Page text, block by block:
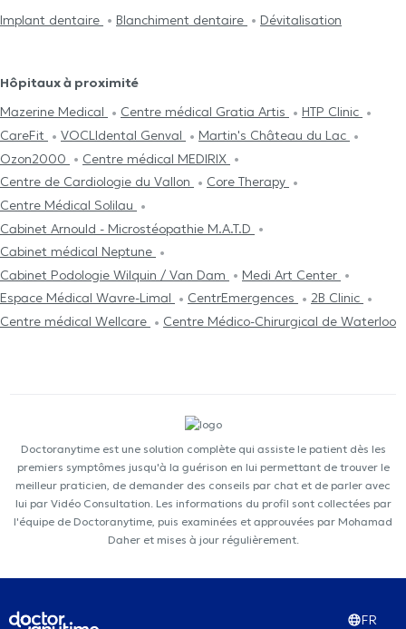
Implant dentaire
Blanchiment dentaire Dévitalisation
Hôpitaux à proximité
Mazerine Medical
Centre médical Gratia Artis
HTP Clinic
CareFit
VOCLIdental Genval
Martin's Château du Lac
Ozon2000
Centre médical MEDIRIX
Centre de Cardiologie du Vallon
Core Therapy
Centre Médical Solilau
Cabinet Arnould - Microstéopathie M.A.T.D
Cabinet médical Neptune
Cabinet Podologie Wilquin / Van Dam
Medi Art Center
Espace Médical Wavre-Limal
CentrEmergences
2B Clinic
Centre médical Wellcare
Centre Médico-Chirurgical de Waterloo
Doctoranytime est une solution complète qui assiste le patient dès les
premiers symptômes jusqu'à la guérison en lui permettant de trouver le
meilleur praticien, de demander des conseils par chat et de parler avec
lui par Vidéo Consultation. Les informations du profil sont collectées par
l'équipe de Doctoranytime, puis examinées et approuvées par Mohamad
Daher et mises à jour régulièrement.
FR